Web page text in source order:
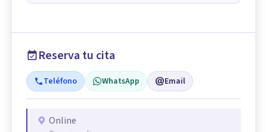
Reserva tu cita
Teléfono WhatsApp Email
Online